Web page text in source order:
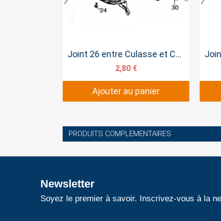
Aperçu rapide Joint 26 entre Culasse et Carburateur
2,80 €
Ajouter au panier
PRODUITS COMPLEMENTAIRES
Newsletter
Soyez le premier à savoir. Inscrivez-vous à la